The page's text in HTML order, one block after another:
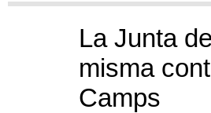
La Junta
misma
Camps